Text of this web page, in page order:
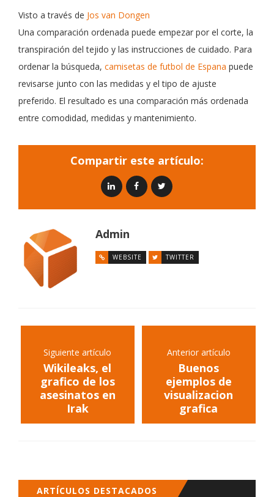
Visto a través de Jos van Dongen
Una comparación ordenada puede empezar por el corte, la
transpiración del tejido y las instrucciones de cuidado. Para
ordenar la búsqueda, camisetas de futbol de Espana puede
revisarse junto con las medidas y el tipo de ajuste
preferido. El resultado es una comparación más ordenada
entre comodidad, medidas y mantenimiento.
Compartir este artículo:
Admin
WEBSITE TWITTER
Siguiente artículo
Wikileaks, el
grafico de los
asesinatos en
Irak
Anterior artículo
Buenos
ejemplos de
visualizacion
grafica
ARTÍCULOS DESTACADOS